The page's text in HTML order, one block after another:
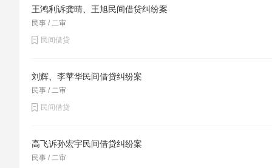
王鸿利诉龚晴、王旭民间借贷纠纷案
民事 / 二审
民间借贷
刘辉、李苹华民间借贷纠纷案
民事 / 二审
民间借贷
高飞诉孙宏宇民间借贷纠纷案
民事 / 二审